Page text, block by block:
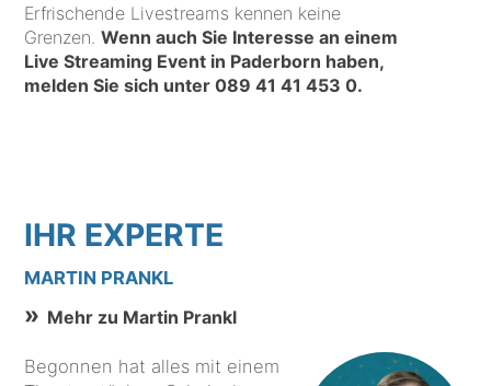
Erfrischende Livestreams kennen keine
Grenzen.Wenn auch Sie Interesse an einem
Live Streaming Event in Paderborn haben,
melden Sie sich unter089 41 41 453 0.
IHR EXPERTE
MARTIN PRANKL
Mehr zu Martin Prankl
Begonnen hat alles mit einem